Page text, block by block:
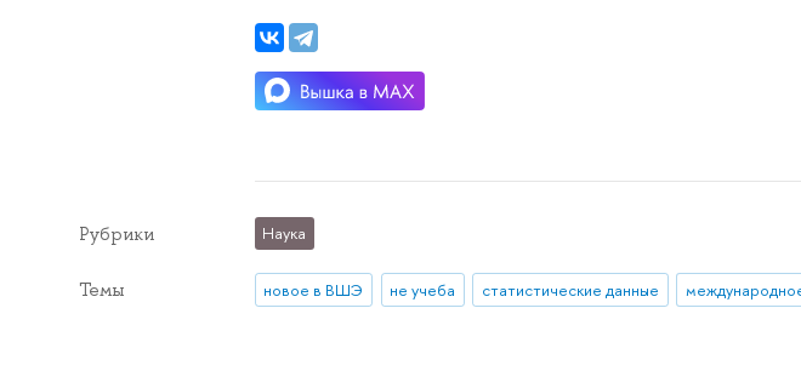
Рубрики Наука
Темы новое в ВШЭ не учеба статистические данные